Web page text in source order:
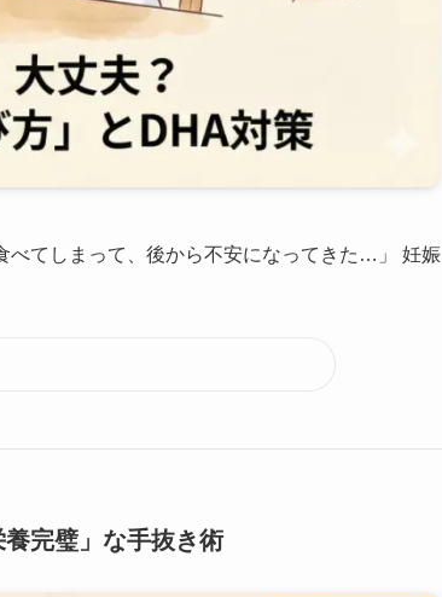
べてしまって、後から不安になってきた…」 妊娠
完璧」な手抜き術